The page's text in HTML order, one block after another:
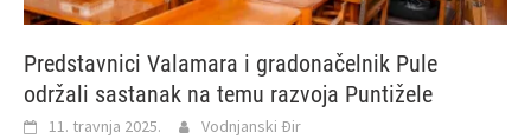
Predstavnici Valamara i gradonačelnik Pule
održali sastanak na temu razvoja Puntižele
11. travnja 2025. Vodnjanski Đir